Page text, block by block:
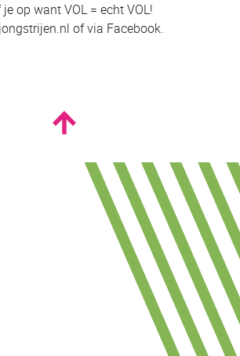
je op want VOL = echt VOL!
of via Facebook.